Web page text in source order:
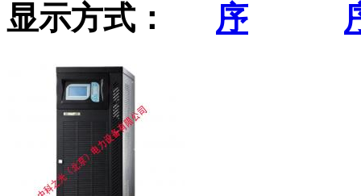
显示方式：